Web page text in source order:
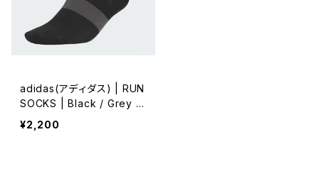
adidas(アディダス) | RUN
SOCKS | Black / Grey Si
x
¥2,200